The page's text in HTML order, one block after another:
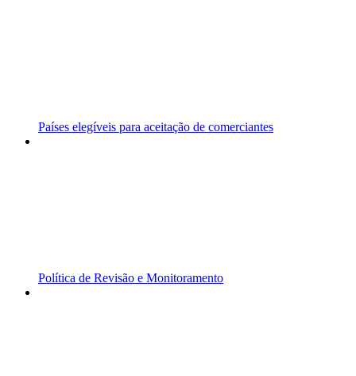
Países elegíveis para aceitação de comerciantes
Política de Revisão e Monitoramento